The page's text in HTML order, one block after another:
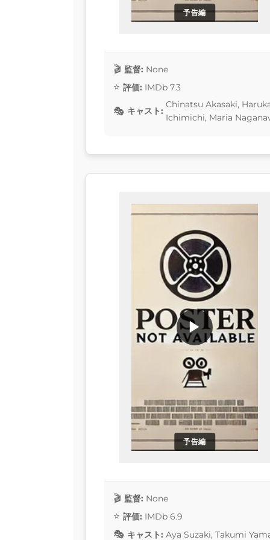
予告編
監督: None
評価: IMDb 7.3
キャスト:
Chinatsu Akasaki,
Ichimichi, Maria
予告編
▶
監督: None
評価: IMDb 6.9
キャスト: Aya Suzaki, Takumi